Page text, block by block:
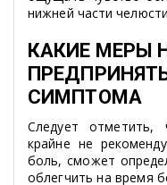
нижней части
КАКИЕ МЕРЫ
СИМПТОМА
Следует отметить,
крайне не
боль, сможет
облегчить на время